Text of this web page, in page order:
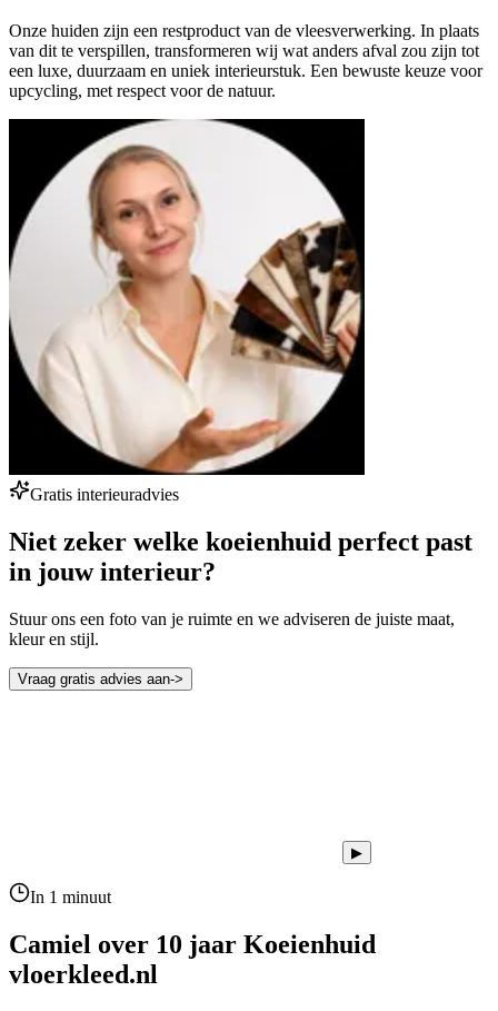
Onze huiden zijn een restproduct van de vleesverwerking. In plaats
van dit te verspillen, transformeren wij wat anders afval zou zijn tot
een luxe, duurzaam en uniek interieurstuk. Een bewuste keuze voor
upcycling, met respect voor de natuur.
Gratis interieuradvies
Niet zeker welke koeienhuid perfect past
in jouw interieur?
Stuur ons een foto van je ruimte en we adviseren de juiste maat,
kleur en stijl.
Vraag gratis advies aan->
▶
In 1 minuut
Camiel over 10 jaar Koeienhuid
vloerkleed.nl